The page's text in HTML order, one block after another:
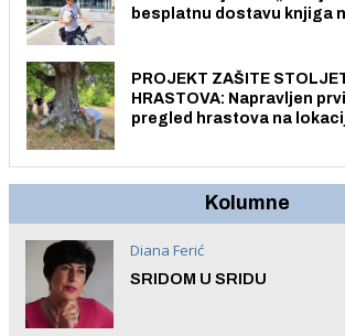
besplatnu dostavu knjiga
PROJEKT ZAŠITE
HRASTOVA: Napravljen
pregled hrastova na
Kolumne
Diana Ferić
SRIDOM U SRIDU